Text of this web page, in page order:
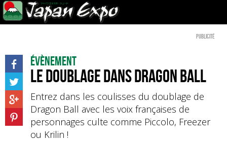
Publicité
Évènement
Le doublage dans Dragon Ball
Entrez dans les coulisses du doublage de
Dragon Ball avec les voix françaises de
personnages culte comme Piccolo, Freezer
ou Krilin !